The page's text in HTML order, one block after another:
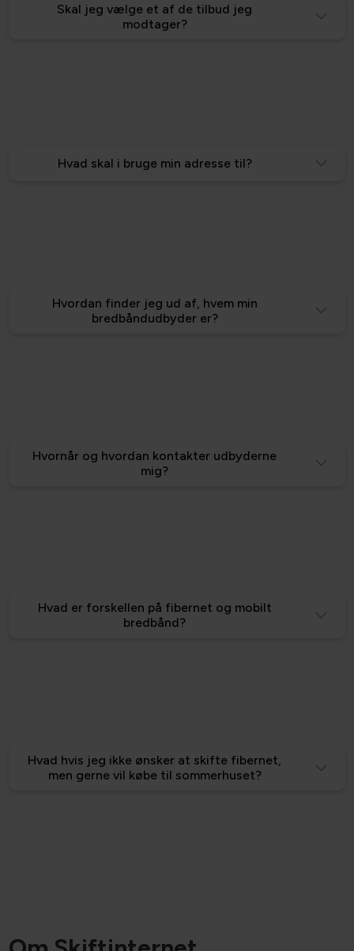
Skal jeg vælge et af de tilbud jeg
modtager?
Hvad skal i bruge min adresse til?
Hvordan finder jeg ud af, hvem min
bredbåndudbyder er?
Hvornår og hvordan kontakter udbyderne
mig?
Hvad er forskellen på fibernet og mobilt
bredbånd?
Hvad hvis jeg ikke ønsker at skifte fibernet,
men gerne vil købe til sommerhuset?